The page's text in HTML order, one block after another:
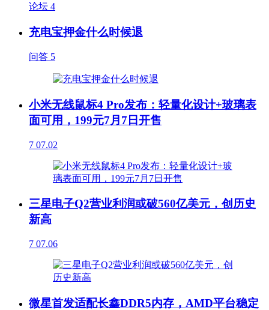
论坛 4
充电宝押金什么时候退
问答 5
小米无线鼠标4 Pro发布：轻量化设计+玻璃表
面可用，199元7月7日开售
7 07.02
三星电子Q2营业利润或破560亿美元，创历史
新高
7 07.06
微星首发适配长鑫DDR5内存，AMD平台稳定